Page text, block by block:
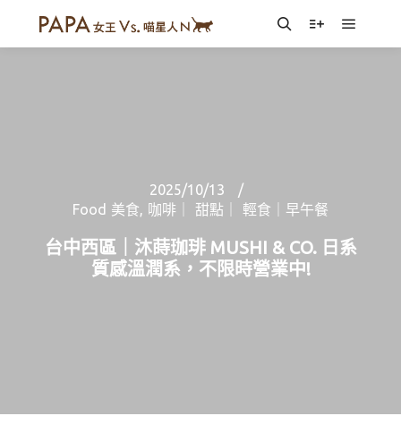
SearchMore info
Main
2025/10/13
Food 美食, 咖啡｜ 甜點｜ 輕食｜早午餐
台中西區｜沐蒔珈琲 MUSHI & CO. 日系
質感溫潤系，不限時營業中!